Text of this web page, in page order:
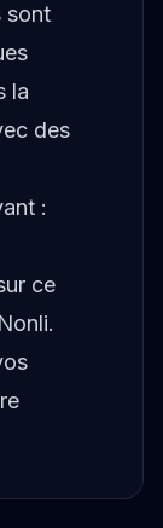
sont
la
des
:
ce
.